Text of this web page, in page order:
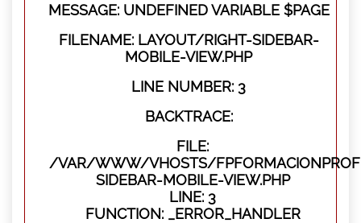
MESSAGE: UNDEFINED VARIABLE $PAGE
FILENAME: LAYOUT/RIGHT-SIDEBAR-
MOBILE-VIEW.PHP
LINE NUMBER: 3
BACKTRACE:
FILE:
/VAR/WWW/VHOSTS/
SIDEBAR-MOBILE-VIEW.PHP
LINE: 3
FUNCTION: _ERROR_HANDLER